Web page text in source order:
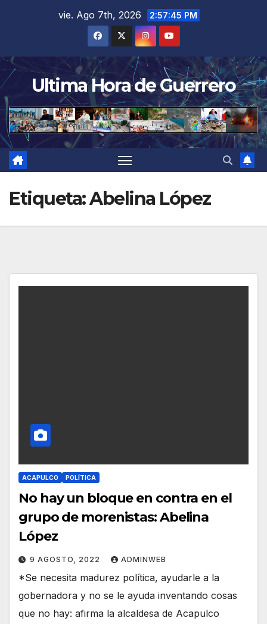
vie. Ago 7th, 2026 2:57:45 PM
Ultima Hora de Guerrero
Etiqueta:Abelina López
ACAPULCO POLÍTICA
No hay un bloque en contra en el
grupo de morenistas: Abelina
López
9 AGOSTO, 2022 ADMINWEB
*Se necesita madurez política, ayudarle a la
gobernadora y no se le ayuda inventando cosas
que no hay: afirma la alcaldesa de Acapulco